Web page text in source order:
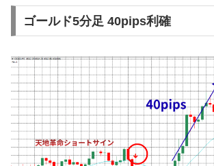
ゴールド5分足 40pips利確